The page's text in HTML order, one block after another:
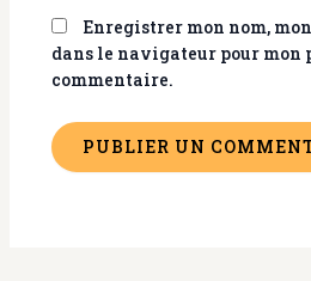
Enregistrer mon nom,
dans le navigateur pour mon
commentaire.